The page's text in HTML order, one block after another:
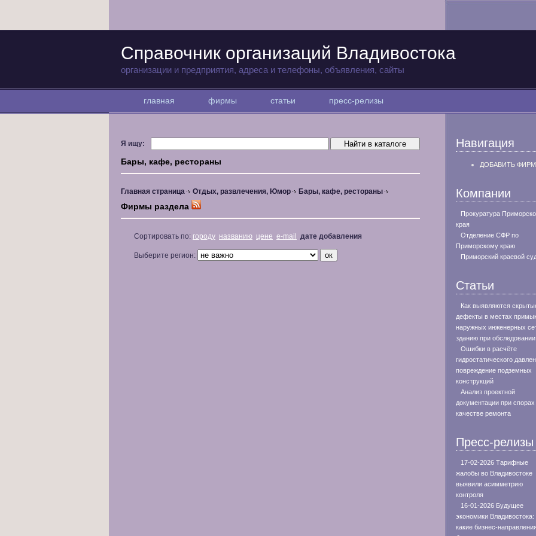
Справочник организаций Владивостока
организации и предприятия, адреса и телефоны, объявления, сайты
главная фирмы статьи пресс-релизы
Я ищу:
Бары, кафе, рестораны
Главная страница Отдых, развлечения, Юмор Бары, кафе, рестораны
Фирмы раздела
Сортировать по: городу названию цене e-mail дате добавления
Выберите регион:
Навигация
ДОБАВИТЬ
Компании
Прокуратура
края
Отделение СФР по
Приморскому краю
Приморский краевой
Статьи
Как выявляются
дефекты в местах
наружных инженерных
зданию при обследовании
Ошибки в расчёте
гидростатического
повреждение подземных
конструкций
Анализ проектной
документации при спорах
качестве ремонта
Пресс-релизы
17-02-2026 Тарифные
жалобы во Владивостоке
выявили асимметрию
контроля
16-01-2026 Будущее
экономики Владивостока:
какие бизнес-